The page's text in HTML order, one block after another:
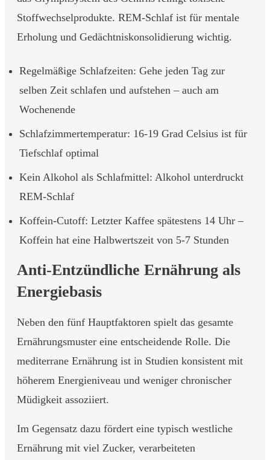
Stoffwechselprodukte. REM-Schlaf ist für mentale
Erholung und Gedächtniskonsolidierung wichtig.
Regelmäßige Schlafzeiten: Gehe jeden Tag zur
selben Zeit schlafen und aufstehen – auch am
Wochenende
Schlafzimmertemperatur: 16-19 Grad Celsius ist für
Tiefschlaf optimal
Kein Alkohol als Schlafmittel: Alkohol unterdruckt
REM-Schlaf
Koffein-Cutoff: Letzter Kaffee spätestens 14 Uhr –
Koffein hat eine Halbwertszeit von 5-7 Stunden
Anti-Entzündliche Ernährung als
Energiebasis
Neben den fünf Hauptfaktoren spielt das gesamte
Ernährungsmuster eine entscheidende Rolle. Die
mediterrane Ernährung ist in Studien konsistent mit
höherem Energieniveau und weniger chronischer
Müdigkeit assoziiert.
Im Gegensatz dazu fördert eine typisch westliche
Ernährung mit viel Zucker, verarbeiteten